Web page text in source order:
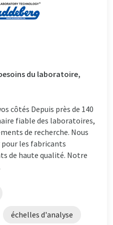
du laboratoire,
côtés Depuis près de 140
fiable des laboratoires,
de recherche. Nous
les fabricants
de haute qualité. Notre
échelles d'analyse